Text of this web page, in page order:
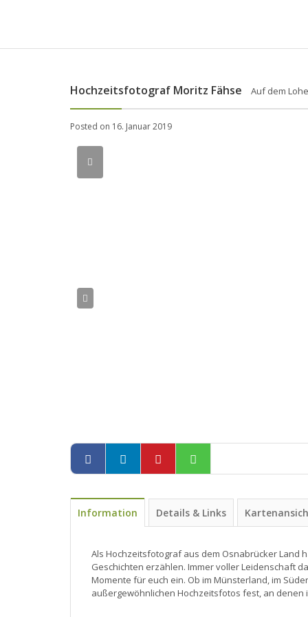
Hochzeitsfotograf Moritz Fähse Auf dem
Posted on 16. Januar 2019
Information Details & Links
Als Hochzeitsfotograf aus dem Osnabrücker Land
Geschichten erzählen. Immer voller Leidenschaft
Momente für euch ein. Ob im Münsterland, im
außergewöhnlichen Hochzeitsfotos fest, an denen